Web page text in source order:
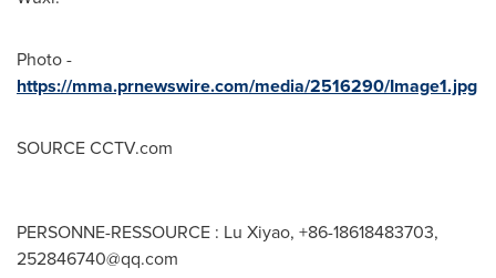
Photo -
https://mma.prnewswire.com/media/2516290/Image1.jpg
SOURCE CCTV.com
PERSONNE-RESSOURCE : Lu Xiyao, +86-18618483703,
252846740@qq.com